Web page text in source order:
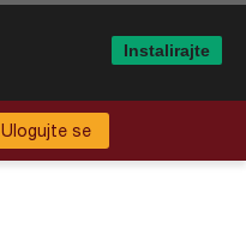
Ulogujte se
Instalirajte